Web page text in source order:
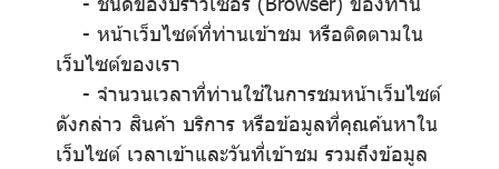
- หน้าเว็บไซต์ที่ท่านเข้าชม หรือติดตามใน
เว็บไซต์ของเรา
- จำนวนเวลาที่ท่านใช้ในการชมหน้าเว็บไซต์
ดังกล่าว สินค้า บริการ หรือข้อมูลที่คุณค้นหาใน
เว็บไซต์ เวลาเข้าและวันที่เข้าชม รวมถึงข้อมูล